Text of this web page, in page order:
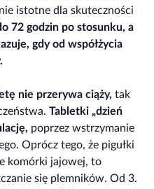
istotne dla skuteczności
72 godzin po stosunku, a
gdy od współżycia
nie przerywa ciąży, tak
Tabletki „dzień
poprzez wstrzymanie
Oprócz tego, że pigułki
komórki jajowej, to
się plemników. Od 3.